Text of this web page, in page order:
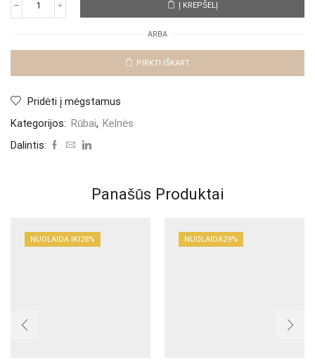
produkto
"Brown
Į KREPŠELĮ
ARBA
PIRKTI IŠKART
Pridėti į mėgstamus
Kategorijos: Rūbai, Kelnės
Dalintis:
Panašūs Produktai
NUOLAIDA IKI28% NUOLAIDA29%